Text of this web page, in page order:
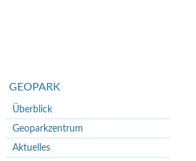
GEOPARK
Überblick
Geoparkzentrum
Aktuelles